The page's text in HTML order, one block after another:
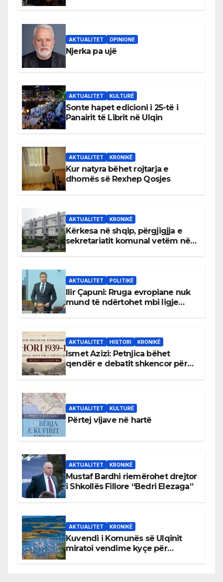
AKTUALITET OPINIONE
Njerka pa ujë
AKTUALITET KULTURË
Sonte hapet edicioni i 25-të i
Panairit të Librit në Ulqin
AKTUALITET KRONIKË
Kur natyra bëhet rojtarja e
dhomës së Rexhep Qosjes
AKTUALITET KRONIKË
Kërkesa në shqip, përgjigjja e
sekretariatit komunal vetëm në
AKTUALITET POLITIKË
Ilir Çapuni: Rruga evropiane nuk
mund të ndërtohet mbi ligje
AKTUALITET HISTORI KRONIKË
Ismet Azizi: Petnjica bëhet
qendër e debatit shkencor për
AKTUALITET KULTURË
Përtej vijave në hartë
AKTUALITET KRONIKË
Mustaf Bardhi riemërohet drejtor
i Shkollës Fillore “Bedri Elezaga”
AKTUALITET KRONIKË
Kuvendi i Komunës së Ulqinit
miratoi vendime kyçe për